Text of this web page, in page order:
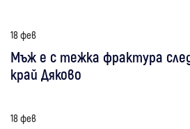
18 фев
Мъж е с тежка фрактура
край Дяково
18 фев